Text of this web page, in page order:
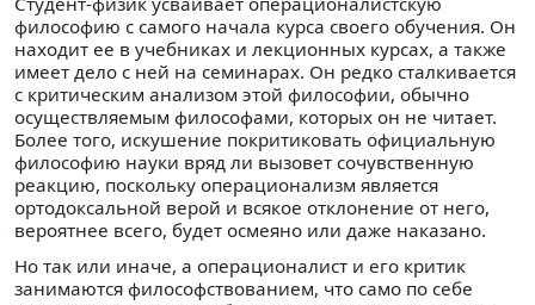
философию с самого начала курса своего обучения. Он
находит ее в учебниках и лекционных курсах, а также
имеет дело с ней на семинарах. Он редко сталкивается
с критическим анализом этой философии, обычно
осуществляемым философами, которых он не читает.
Более того, искушение покритиковать официальную
философию науки вряд ли вызовет сочувственную
реакцию, поскольку операционализм является
ортодоксальной верой и всякое отклонение от него,
вероятнее всего, будет осмеяно или даже наказано.
Но так или иначе, а операционалист и его критик
занимаются философствованием, что само по себе